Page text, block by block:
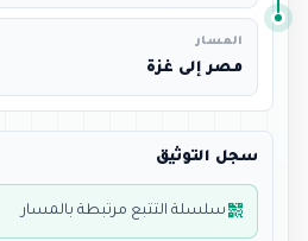
المسار
مصر إلى غزة
سجل التوثيق
qr_code_2 سلسلة التتبع مرتبطة بالمسار